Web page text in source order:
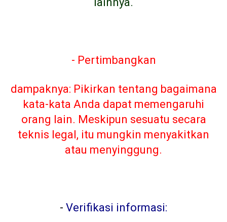
- Pertimbangkan
dampaknya: Pikirkan tentang bagaimana
kata-kata Anda dapat memengaruhi
orang lain. Meskipun sesuatu secara
teknis legal, itu mungkin menyakitkan
atau menyinggung.
- Verifikasi informasi: